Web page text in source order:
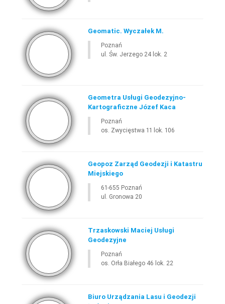
Geomatic. Wyczałek M.
Poznań
ul. Św. Jerzego 24 lok. 2
Geometra Usługi Geodezyjno-
Kartograficzne Józef Kaca
Poznań
os. Zwycięstwa 11 lok. 106
Geopoz Zarząd Geodezji i Katastru
Miejskiego
61-655 Poznań
ul. Gronowa 20
Trzaskowski Maciej Usługi
Geodezyjne
Poznań
os. Orła Białego 46 lok. 22
Biuro Urządzania Lasu i Geodezji